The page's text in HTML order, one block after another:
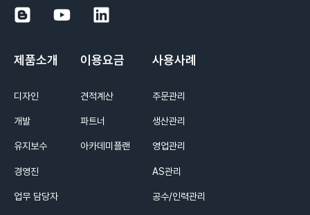
제품소개
디자인
개발
유지보수
경영진
업무 담당자
이용요금
견적계산
파트너
아카데미플랜
사용사례
주문관리
생산관리
영업관리
AS관리
공수/인력관리